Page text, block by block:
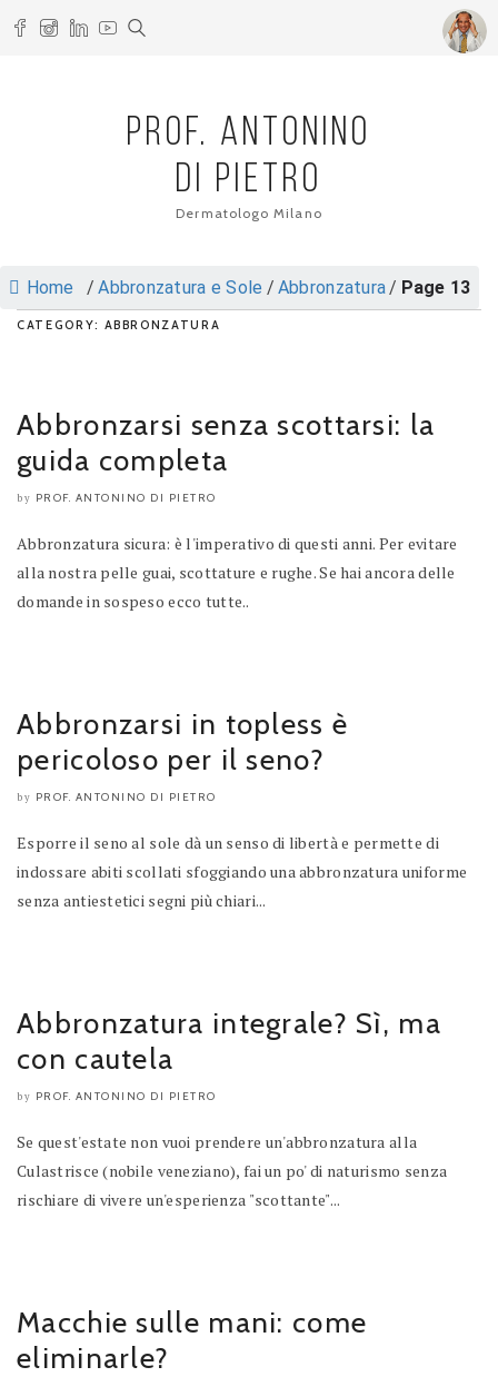
PROF. ANTONINO
DI PIETRO
Dermatologo Milano
Home / Abbronzatura e Sole / Abbronzatura/ Page 13
CATEGORY: ABBRONZATURA
Abbronzarsi senza scottarsi: la
guida completa
by PROF. ANTONINO DI PIETRO
Abbronzatura sicura: è l'imperativo di questi anni. Per evitare
alla nostra pelle guai, scottature e rughe. Se hai ancora delle
domande in sospeso ecco tutte..
Abbronzarsi in topless è
pericoloso per il seno?
by PROF. ANTONINO DI PIETRO
Esporre il seno al sole dà un senso di libertà e permette di
indossare abiti scollati sfoggiando una abbronzatura uniforme
senza antiestetici segni più chiari...
Abbronzatura integrale? Sì, ma
con cautela
by PROF. ANTONINO DI PIETRO
Se quest'estate non vuoi prendere un'abbronzatura alla
Culastrisce (nobile veneziano), fai un po' di naturismo senza
rischiare di vivere un'esperienza "scottante"...
Macchie sulle mani: come
eliminarle?